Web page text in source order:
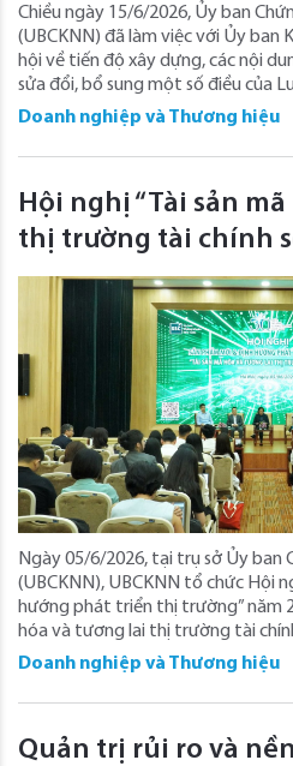
Chiều ngày 15/6/2026, Ủy ban
(UBCKNN) đã làm việc với Ủy ban
hội về tiến độ xây dựng, các nội
sửa đổi, bổ sung một số điều của
Doanh nghiệp và Thương hiệu
Hội nghị “Tài sản
thị trường tài chính
Ngày 05/6/2026, tại trụ sở Ủy ban
(UBCKNN), UBCKNN tổ chức Hội
hướng phát triển thị trường” năm
hóa và tương lai thị trường tài
Doanh nghiệp và Thương hiệu
Quản trị rủi ro và